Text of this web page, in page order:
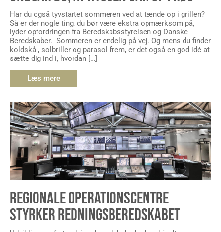
Har du også tyvstartet sommeren ved at tænde op i grillen?
Så er der nogle ting, du bør være ekstra opmærksom på,
lyder opfordringen fra Beredskabsstyrelsen og Danske
Beredskaber. Sommeren er endelig på vej. Og mens du finder
koldskål, solbriller og parasol frem, er det også en god idé at
sætte dig ind i, hvordan […]
Læs mere
REGIONALE OPERATIONSCENTRE
STYRKER REDNINGSBEREDSKABET